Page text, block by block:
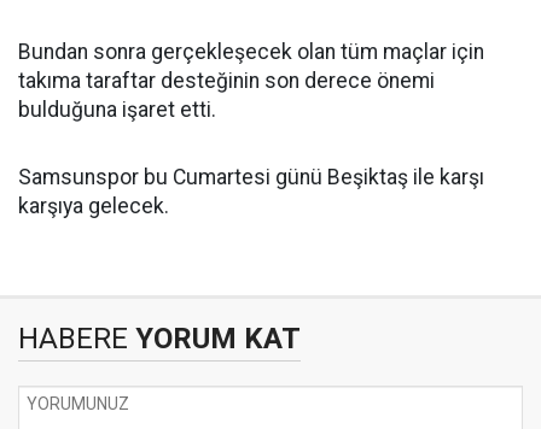
Bundan sonra gerçekleşecek olan tüm maçlar için
takıma taraftar desteğinin son derece önemi
bulduğuna işaret etti.
Samsunspor bu Cumartesi günü Beşiktaş ile karşı
karşıya gelecek.
HABERE YORUM KAT